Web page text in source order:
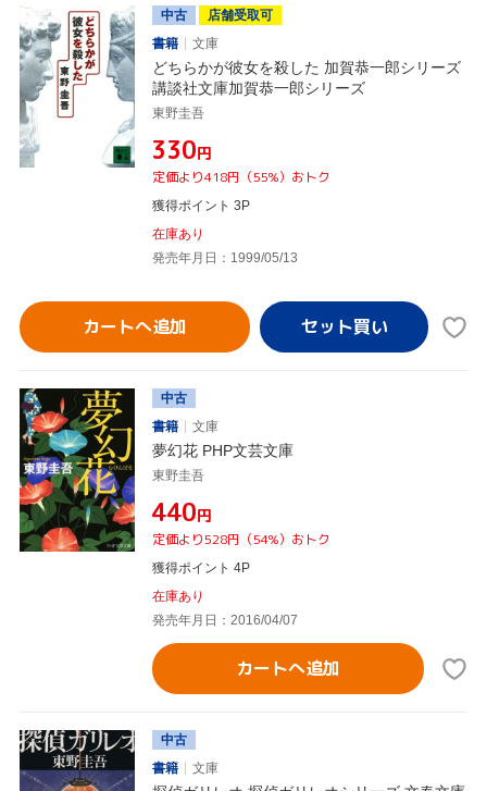
中古
店舗受取可
書籍
文庫
どちらかが彼女を殺した 加賀恭一郎シリーズ
講談社文庫加賀恭一郎シリーズ
東野圭吾
¥330円
定価より418円（55%）おトク
獲得ポイント 3P
在庫あり
発売年月日：1999/05/13
カートへ追加
中古
書籍
文庫
夢幻花 PHP文芸文庫
東野圭吾
¥440円
定価より528円（54%）おトク
獲得ポイント 4P
在庫あり
発売年月日：2016/04/07
カートへ追加
中古
書籍
文庫